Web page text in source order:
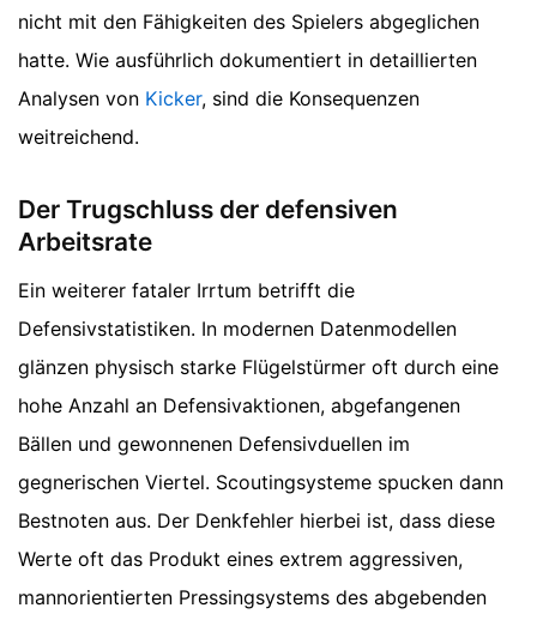
nicht mit den Fähigkeiten des Spielers abgeglichen
hatte. Wie ausführlich dokumentiert in detaillierten
Analysen von Kicker, sind die Konsequenzen
weitreichend.
Der Trugschluss der defensiven
Arbeitsrate
Ein weiterer fataler Irrtum betrifft die
Defensivstatistiken. In modernen Datenmodellen
glänzen physisch starke Flügelstürmer oft durch eine
hohe Anzahl an Defensivaktionen, abgefangenen
Bällen und gewonnenen Defensivduellen im
gegnerischen Viertel. Scoutingsysteme spucken dann
Bestnoten aus. Der Denkfehler hierbei ist, dass diese
Werte oft das Produkt eines extrem aggressiven,
mannorientierten Pressingsystems des abgebenden